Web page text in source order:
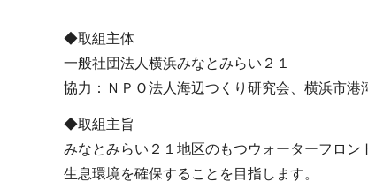
◆取組主体
一般社団法人横浜みなとみらい２１
協力：ＮＰＯ法人海辺つくり研究会、横浜市港
◆取組主旨
みなとみらい２１地区のもつウォーターフロ
生息環境を確保することを目指します。